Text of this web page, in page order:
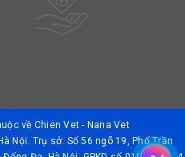
về Chien Vet - Nana Vet
Nội. Trụ sở: Số 56 ngõ 19, Phố Trần